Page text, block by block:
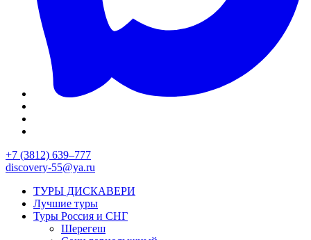
+7 (3812) 639–777
discovery-55@ya.ru
ТУРЫ ДИСКАВЕРИ
Лучшие туры
Туры Россия и СНГ
Шерегеш